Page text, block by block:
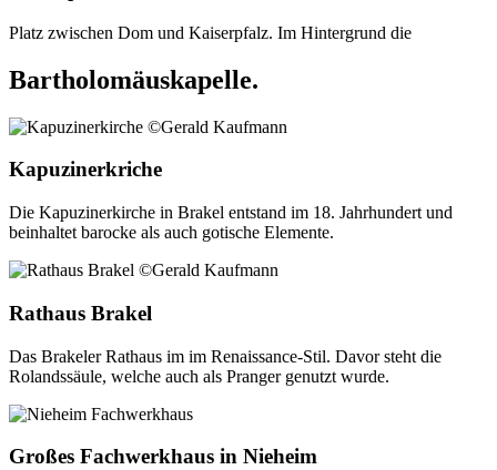
Platz zwischen Dom und Kaiserpfalz. Im Hintergrund die
Bartholomäuskapelle.
Kapuzinerkriche
Die Kapuzinerkirche in Brakel entstand im 18. Jahrhundert und
beinhaltet barocke als auch gotische Elemente.
Rathaus Brakel
Das Brakeler Rathaus im im Renaissance-Stil. Davor steht die
Rolandssäule, welche auch als Pranger genutzt wurde.
Großes Fachwerkhaus in Nieheim